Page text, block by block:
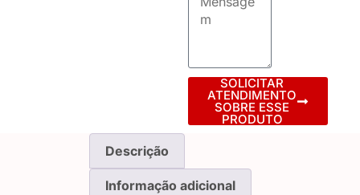
SOLICITAR
ATENDIMENTO
SOBRE ESSE
PRODUTO
Descrição
Informação adicional